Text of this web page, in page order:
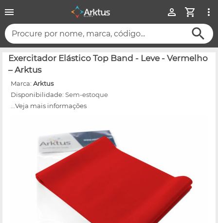
Procure por nome, marca, código...
Exercitador Elástico Top Band - Leve - Vermelho
– Arktus
Marca: Arktus
Disponibilidade: Sem-estoque
...Veja mais informações